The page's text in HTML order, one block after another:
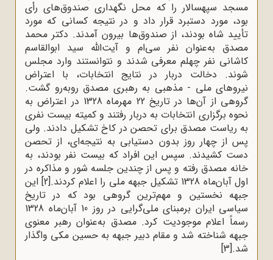
مسجد سپهسالار را که محل نگهداری صندوق‌های رأی
بود، مورد دستبرد قرار داد و در نتیجه کسانی که مورد
تأیید شاه بودند، از صندوق‌ها بیرون آمدند. دکتر محمد
مصدق به‌عنوان نفر سی‌ام و آیت‌الله سید ابوالقاسم
کاشانی نفر چهلم معرفی شدند و نتوانستند وارد مجلس
شوند. دخالت دربار در نتایج انتخابات، با اعتراض
نیروهای ملی - مذهبی به رهبری مصدق روبه‌رو گشت.
گروهی از آن‌ها در تاریخ 22 مهرماه 1328 در اعتراض به
نحوه برگزاری انتخابات به دربار رفتند و کمیته‌ بیست نفری
به ریاست مصدق برای تحصن در کاخ تشکیل دادند. ولی
پس از چهار روز بدون دستیابی به نتیجه‌ای، از تحصن
دست کشیدند. سپس این افراد که بیست نفر بودند، به
خانه مصدق رفته و پس از چندین جلسه شور و مذاکره در
اول آبان‌ماه 1328 تشکیل جبهه ملی را اعلام کردند.
[2] این
جبهه نخستین و مهم‌ترین گروهی بود که در تاریخ
سیاسی ایران برمبنای ملی‌گرایی در روز 10 آبان‌ماه 1328
رسماً اعلام موجودیت کرد. مصدق به‌عنوان رهبر معنوی
جبهه شناخته شد و مقام دبیر جبهه به حسین مکی واگذار
شد.[3]